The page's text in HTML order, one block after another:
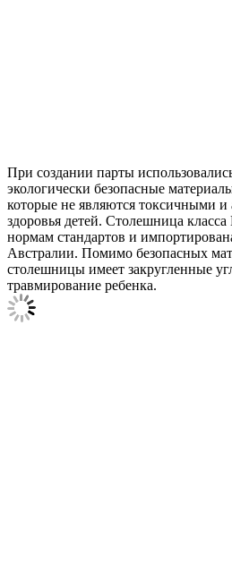
При создании парты
экологически безопасные
которые не являются токсичными и
здоровья детей. Столешница класса
нормам стандартов и
Австралии. Помимо безопасных
столешницы имеет закругленные
травмирование ребенка.